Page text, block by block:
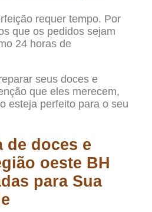
requer tempo. Por
que os pedidos sejam
24 horas de
seus doces e
que eles merecem,
esteja perfeito para o seu
de doces e
oeste BH
para Sua